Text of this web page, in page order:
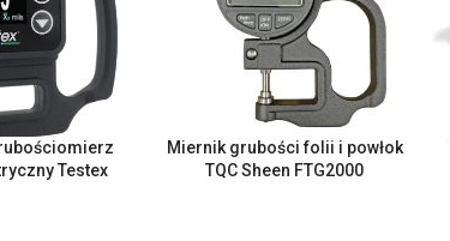
Testex
Miernik grubości folii i powłok
TQC Sheen FTG2000